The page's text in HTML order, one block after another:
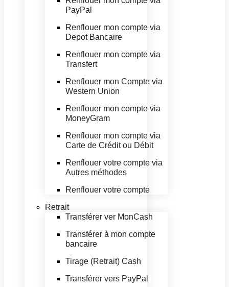
PayPal
Renflouer mon compte via
Depot Bancaire
Renflouer mon compte via
Transfert
Renflouer mon Compte via
Western Union
Renflouer mon compte via
MoneyGram
Renflouer mon compte via
Carte de Crédit ou Débit
Renflouer votre compte via
Autres méthodes
Renflouer votre compte
Retrait
Transférer ver MonCash
Transférer à mon compte
bancaire
Tirage (Retrait) Cash
Transférer vers PayPal